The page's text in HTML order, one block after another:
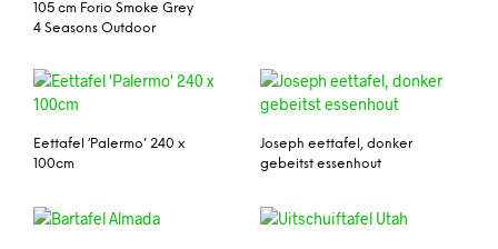
105 cm Forio Smoke Grey
4 Seasons Outdoor
Eettafel ‘Palermo’ 240 x
100cm
Joseph eettafel, donker
gebeitst essenhout